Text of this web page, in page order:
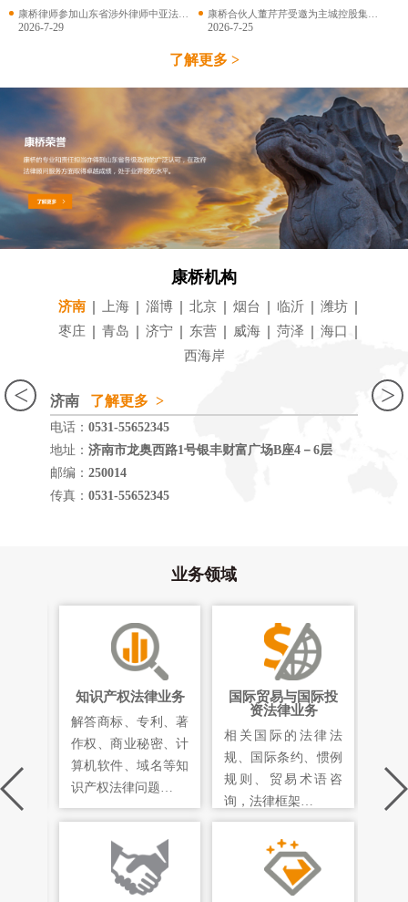
康桥律师参加山东省涉外律师中亚法律服务专题研修班
2026-7-29
康桥合伙人董芹芹受邀为主城控股集团开展国企合规视角下合同管理法律风险防控专题培训
2026-7-25
了解更多 >
康桥机构
济南 上海 淄博 北京 烟台 临沂
潍坊
枣庄
青岛 济宁 东营 威海 菏泽
海口
西海岸
济南 了解更多 >
电话： 0531-55652345
地址： 济南市龙奥西路1号银丰财富广场B座4－6层
邮编： 250014
传真： 0531-55652345
< >
业务领域
上
知识产权法律业务
解答商标、专利、著
作权、商业秘密、计
算机软件、域名等知
识产权法律问题…
国际贸易与国际投
资法律业务
相关国际的法律法
规、国际条约、惯例
规则、贸易术语咨
询，法律框架…
业
土